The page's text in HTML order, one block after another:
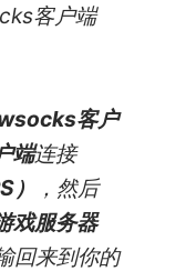
客户端
客户
端连接
，然后
戏服务器
回来到你的